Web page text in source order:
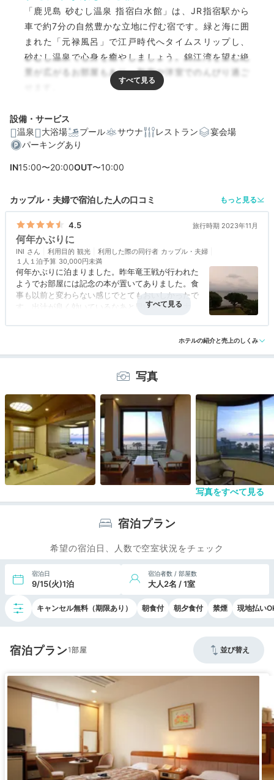
「鹿児島 砂むし温泉 指宿白水館」は、JR指宿駅から
車で約7分の自然豊かな立地に佇む宿です。緑と海に囲
まれた「元禄風呂」で江戸時代へタイムスリップし、
砂むし温泉で心身を癒やしましょう。錦江湾を望む絶
景が広がるお部屋もあり、和室や洋室でのんびり過ご
設備・サービス
温泉
大浴場 プール サウナ レストラン
宴会場
パーキングあり
IN15:00〜20:00OUT〜10:00
カップル・夫婦で宿泊した人の口コミ もっと見る
4.5 旅行時期 2023年11月
何年かぶりに
INI 利用目的 観光 利用した際の同行者 カップル・夫婦
１人１泊予算 30,000円未満
何年かぶりに泊まりました。昨年竜王戦が行われた
ようでお部屋には記念の本が置いてありました。食
事も以前と変わらない感じでとてもおいしかったで
す。出汁が良く効いているなあと思いました。大き
アクセス 3.5 コスパ 4.0 客室 4.0 接客対応 4.0 風呂 評価なし
ホテルの紹介と売上のしくみ
写真
写真をすべて見る
宿泊プラン
希望の宿泊日、人数で空室状況をチェック
宿泊日
9/15(火)1泊
宿泊者数 / 部屋数
大人2名 / 1室
キャンセル無料（期限あり） 朝食付 朝夕食付 禁煙 現地払い
宿泊プラン1 並び替え